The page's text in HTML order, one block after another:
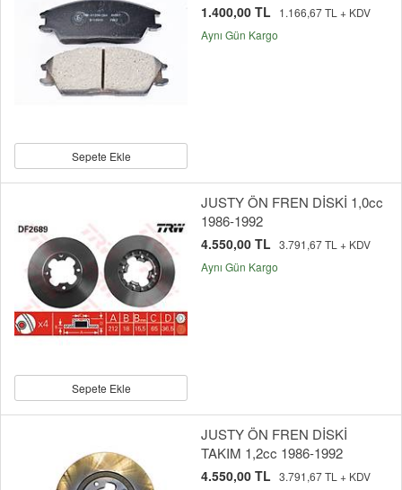
Sepete Ekle
1.400,00 TL
1.166,67 TL + KDV
Aynı Gün Kargo
Sepete Ekle
JUSTY ÖN FREN DİSKİ 1,0cc
1986-1992
4.550,00 TL 3.791,67 TL + KDV
Aynı Gün Kargo
JUSTY ÖN FREN DİSKİ
TAKIM 1,2cc 1986-1992
4.550,00 TL 3.791,67 TL + KDV